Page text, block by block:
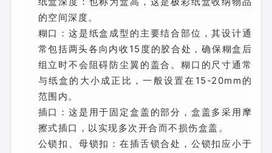
的空间深度。
糊口：这是纸盒成型的主要结合部位，其设计通
常包括两头各向内收15度的胶合处，确保糊盒后
组立时不会阻碍防尘翼的盖合。糊口的尺寸通常
与纸盒的大小成正比，一般设置在15-20mm的
范围内。
插口：这是用于固定盒盖的部分，盒盖多采用摩
擦式插口，以实现多次开合而不损伤盒盖。
公锁扣、母锁扣：在插舌锁合处，公锁扣应小于